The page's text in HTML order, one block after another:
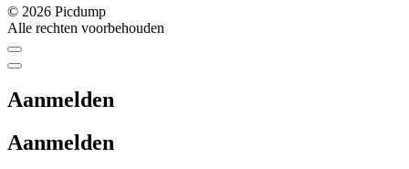
© 2026 Picdump
Alle rechten voorbehouden
Aanmelden
Aanmelden